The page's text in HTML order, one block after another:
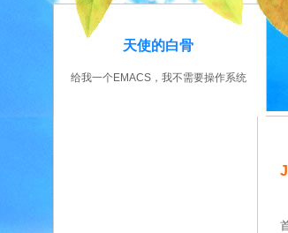
天使的白骨
给我一个EMACS，我不需要操作系统